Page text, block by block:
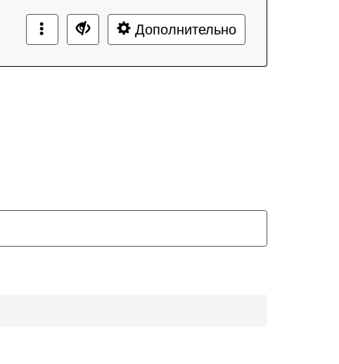
Дополнительно